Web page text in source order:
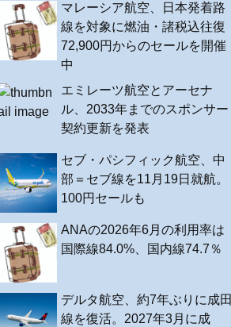
マレーシア航空、日本発着路
線を対象に燃油・諸税込往復
72,900円からのセールを開催
中
エミレーツ航空とアーセナ
ル、2033年までのスポンサー
契約更新を発表
セブ・パシフィック航空、中
部＝セブ線を11月19日就航。
100円セールも
ANAの2026年6月の利用率は
国際線84.0%、国内線74.7％
デルタ航空、約7年ぶりに成田
線を復活。2027年3月に成